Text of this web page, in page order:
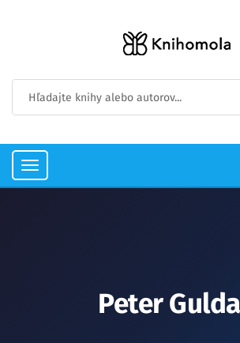
Toggle
Peter